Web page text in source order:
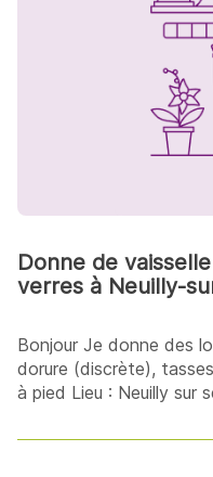
Donne de
verres à Neuilly-
Bonjour Je donne des
dorure (discrète),
à pied Lieu : Neuilly sur